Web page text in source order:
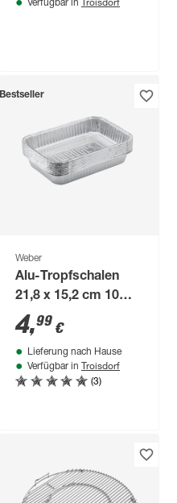
Verfügbar in
Bestseller
Weber
Alu-Tropfschalen
21,8 x 15,2 cm 10
Stück
4,99 €
Lieferung nach Hause
Verfügbar in Troisdorf
(3)